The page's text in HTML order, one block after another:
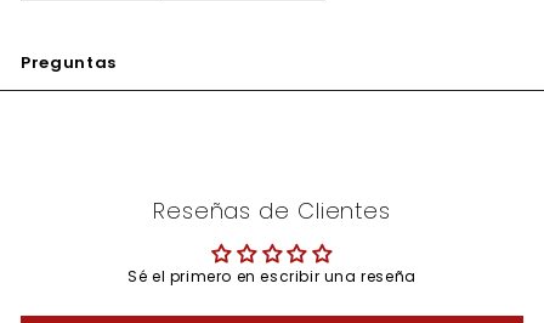
Preguntas
Reseñas de Clientes
Sé el primero en escribir una reseña